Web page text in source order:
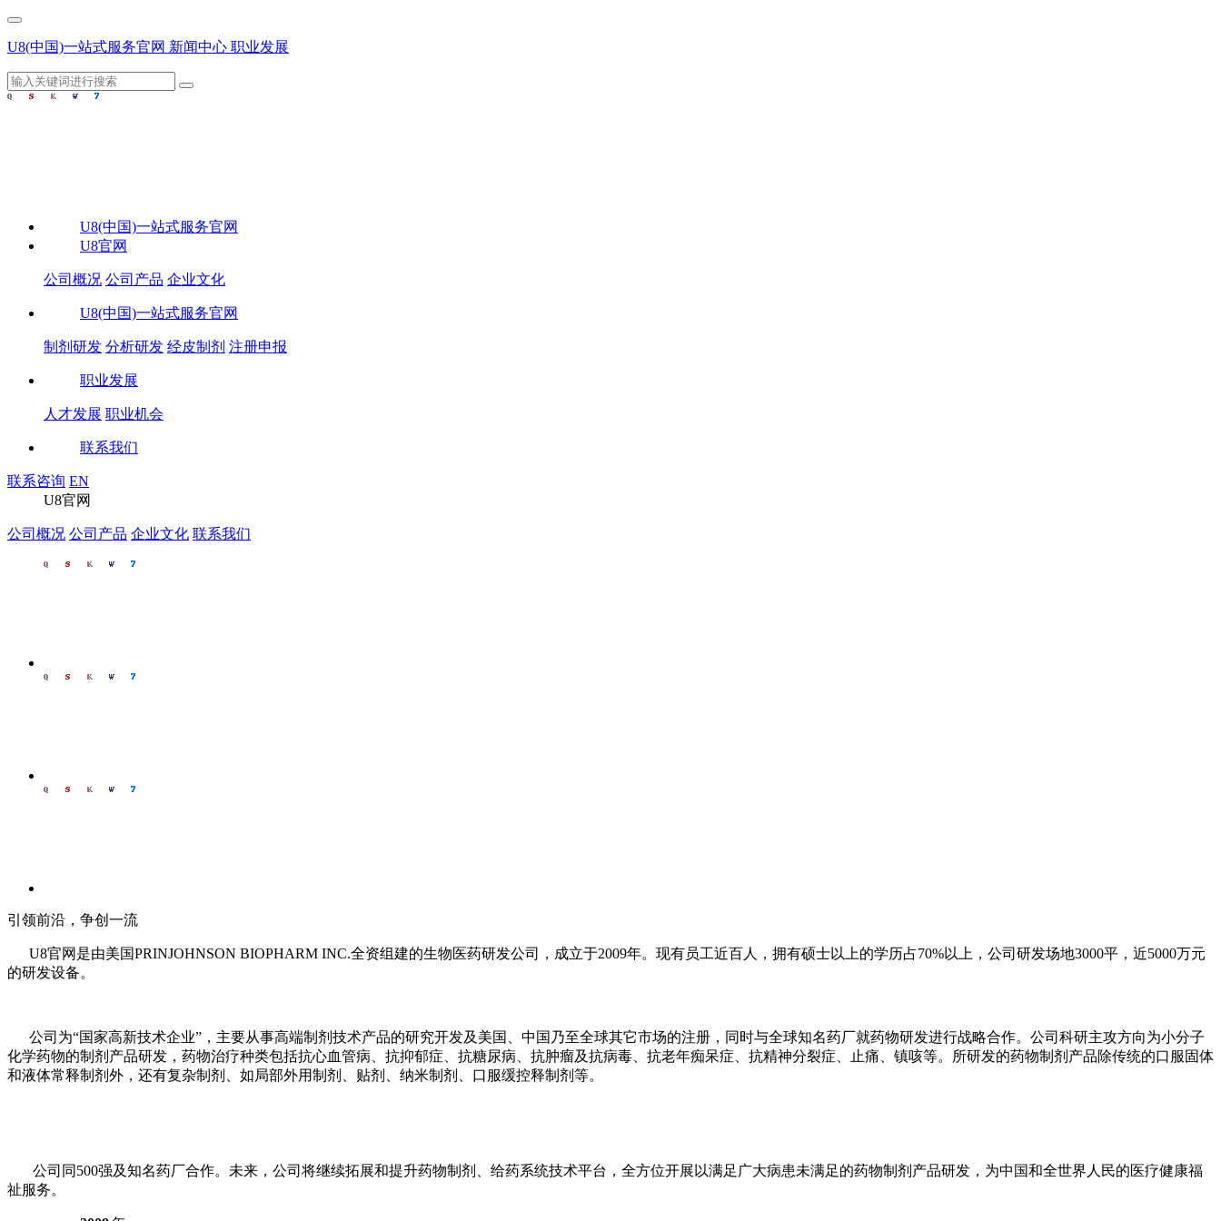
U8(中国)一站式服务官网 新闻中心 职业发展
U8(中国)一站式服务官网
U8官网
公司概况 公司产品 企业文化
U8(中国)一站式服务官网
制剂研发 分析研发 经皮制剂 注册申报
职业发展
人才发展 职业机会
联系我们
联系咨询 EN
U8官网
公司概况 公司产品 企业文化 联系我们
引领前沿，争创一流
U8官网是由美国PRINJOHNSON BIOPHARM INC.全资组建的生物医药研发公司，成立于2009年。现有员工近百人，拥有硕士以上的学历占70%以上，公司研发场地3000平，近5000万元
的研发设备。
公司为“国家高新技术企业”，主要从事高端制剂技术产品的研究开发及美国、中国乃至全球其它市场的注册，同时与全球知名药厂就药物研发进行战略合作。公司科研主攻方向为小分子
化学药物的制剂产品研发，药物治疗种类包括抗心血管病、抗抑郁症、抗糖尿病、抗肿瘤及抗病毒、抗老年痴呆症、抗精神分裂症、止痛、镇咳等。所研发的药物制剂产品除传统的口服固体
和液体常释制剂外，还有复杂制剂、如局部外用制剂、贴剂、纳米制剂、口服缓控释制剂等。
公司同500强及知名药厂合作。未来，公司将继续拓展和提升药物制剂、给药系统技术平台，全方位开展以满足广大病患未满足的药物制剂产品研发，为中国和全世界人民的医疗健康福
祉服务。